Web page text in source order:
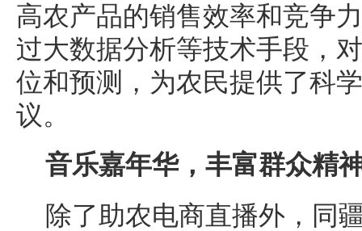
高农产品的销售效率和竞争
过大数据分析等技术手段，
位和预测，为农民提供了科
议。
音乐嘉年华，丰富群众精
除了助农电商直播外，同